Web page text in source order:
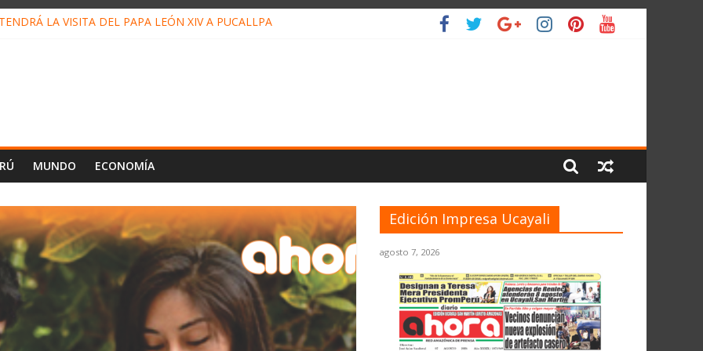
LA VISITA DEL PAPA LEÓN XIV A PUCALLPA
MUNDO ECONOMÍA
Edición Impresa Ucayali
agosto 7, 2026